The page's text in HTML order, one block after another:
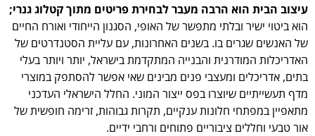
עיצוב הבית הוא הרבה מעבר לבחירת פריטים מתוך קטלוג גנרי;
הוא ביטוי ישיר ובלתי מתפשר של האופי, הסגנון הייחודי ואורח החיים
של האנשים שגרים בו. בשנים האחרונות, עם עליית הסטנדרטים של
האדריכלות המודרנית והבנייה המתקדמת בישראל, יותר ויותר בעלי
בתים, אדריכלים ומעצבי פנים מבינים שאי אפשר להסתפק במוצרי
מדף תעשייתיים שיוצרו בפס ייצור המוני. החלל הישראלי העדכני
מתאפיין במפתחי חלונות ענקיים, תקרות גבוהות, זרימה חופשית של
אור טבעי וחללים ציבוריים פתוחים ורחבי ידיים.